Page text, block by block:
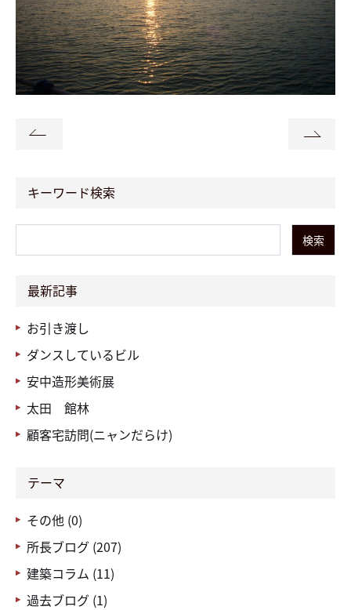
キーワード検索
検索
最新記事
お引き渡し
ダンスしているビル
安中造形美術展
太田 館林
顧客宅訪問(ニャンだらけ)
テーマ
その他 (0)
所長ブログ (207)
建築コラム (11)
過去ブログ (1)